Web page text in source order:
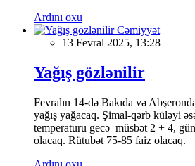
Ardını oxu
Cəmiyyət
13 Fevral 2025, 13:28
Yağış gözlənilir
Fevralın 14-də Bakıda və
yağış yağacaq. Şimal-qərb küləyi
temperaturu gecə müsbət 2 + 4,
olacaq. Rütubət 75-85 faiz olacaq.